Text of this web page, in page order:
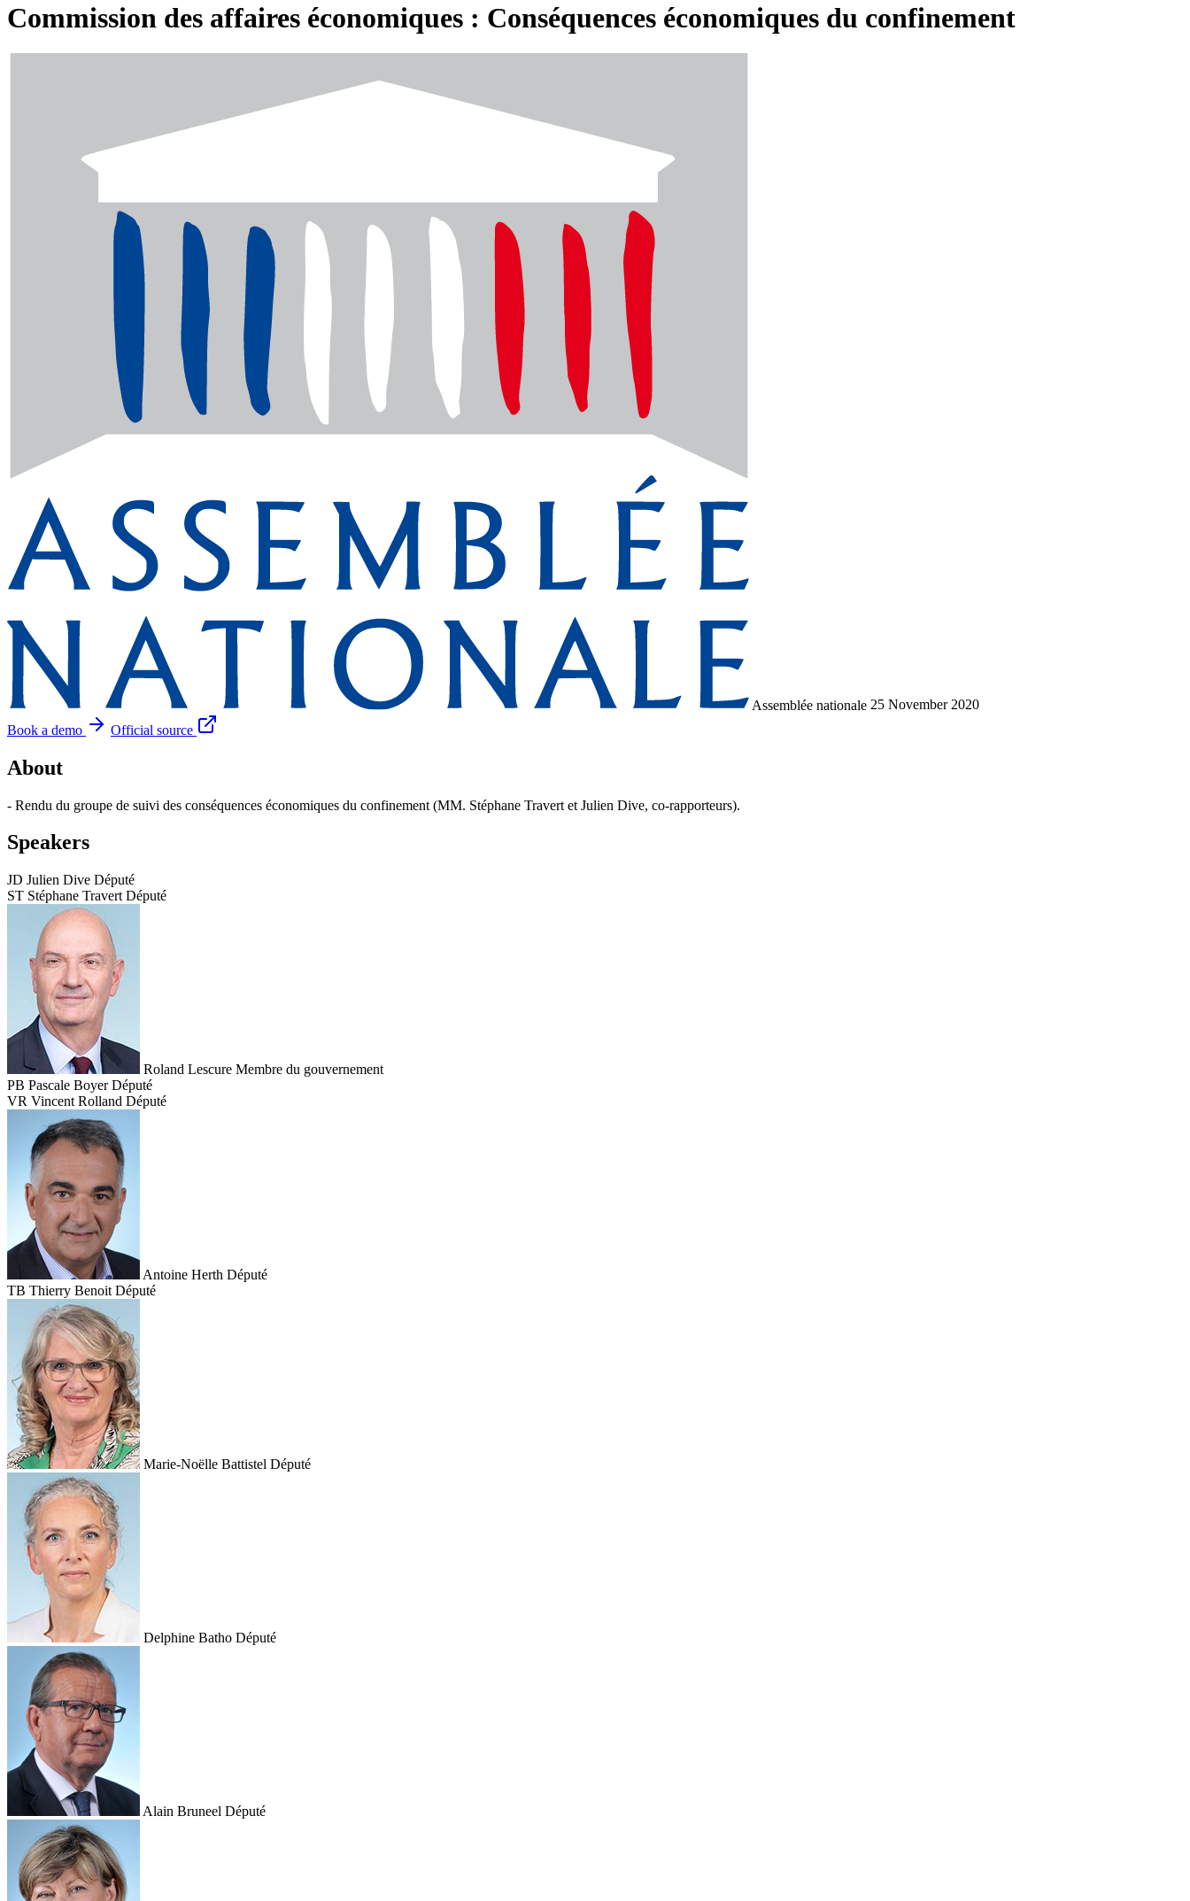
Commission des affaires économiques : Conséquences économiques du confinement
Assemblée nationale 25 November 2020
Book a demo
Official source
About
- Rendu du groupe de suivi des conséquences économiques du confinement (MM. Stéphane Travert et Julien Dive, co-rapporteurs).
Speakers
JD Julien Dive Député
ST Stéphane Travert Député
Roland Lescure Membre du gouvernement
PB Pascale Boyer Député
VR Vincent Rolland Député
Antoine Herth Député
TB Thierry Benoit Député
Marie-Noëlle Battistel Député
Delphine Batho Député
Alain Bruneel Député